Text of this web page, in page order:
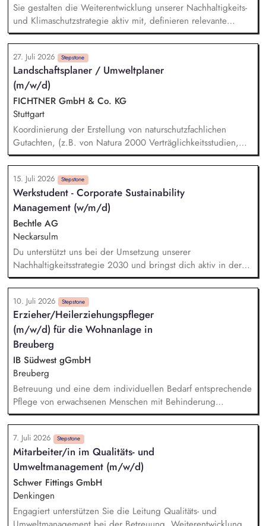
Sie gestalten die Weiterentwicklung unserer Nachhaltigkeits-
und Klimaschutzstrategie aktiv mit, definieren relevante
Fokusthemen und übersetzen strategische Zielsetzungen in
konkrete Roadmaps und Umsetzungsmaßnahmen. Sie
verantworten den Aufbau, die Steuerung und
Weiterentwicklung von Klimaschutzprojekten und
Projektportfolios im Kontext der Zero-Emission-Transition,
beraten interne und externe Stakeholder und entwickeln
gemeinsam mit relevanten Fachbereichen kundenorientierte
Nachhaltigkeitslösungen.
27. Juli 2026 Stepstone
Landschaftsplaner / Umweltplaner
(m/w/d)
FICHTNER GmbH & Co. KG
Stuttgart
Koordinierung der Erstellung von naturschutzfachlichen
Gutachten, (z.B. von Natura 2000 Verträglichkeitsstudien,
Artenschutzberichten, UVS und LBP) in einem
interdisziplinären Team aus Umweltgutachtern und
technischen Planern Vorbereitung und Durchführung von
Abstimmungsterminen mit Naturschutz- und Umweltbehörden
Steuerung von Fachgutachtern und Qualitätssicherung der
naturschutzfachlichen Antragsunterlagen Begleitung von
Genehmigungsverfahren in naturschutzfachlichen
Fragestellungen Auswertung und Koordination der
Beantwortung von naturschutzfachlichen Einwendungen aus
dem Genehmigungsverfahren
15. Juli 2026 Stepstone
Werkstudent - Corporate Sustainability
Management (w/m/d)
Bechtle AG
Neckarsulm
Du unterstützt uns bei der Umsetzung unserer
Nachhaltigkeitsstrategie 2030 und bringst dich aktiv in deren
Weiterentwicklung über alle Handlungsfelder hinweg ein.
Dabei arbeitest du an unterschiedlichen Initiativen und
Themen entlang unserer Nachhaltigkeitsdimensionen und
unterstützt bei der Integration nachhaltiger Ansätze in unsere
Unternehmensprozesse. Ein weiterer Schwerpunkt deiner
Tätigkeit liegt in der Unterstützung bei der Umsetzung und
Weiterentwicklung regulatorischer Anforderungen im Bereich
Nachhaltigkeit, beispielsweise im Kontext von CSRD/ESRS
oder der EU-Taxonomie.
10. Juli 2026 Stepstone
Erzieher/Heilerziehungspfleger
(m/w/d) für die Wohnanlage in
Breuberg
IB Südwest gGmbH
Breuberg
Betreuung und eine dem individuellen Bedarf entsprechende
Pflege von erwachsenen Menschen mit Behinderung
Pädagogische Intervention, Begleitung und Unterstützung in
alltäglichen Situationen Medikamentenvergabe und
pflegerische Assistenz Begleitung von medizinischen
Terminen Intervention bei Krisen Einbringen von neuen Ideen
und Ansichten zur Weiterentwicklung der Wohnanlage
Objektive Beobachtung, Evaluation und Dokumentation
7. Juli 2026 Stepstone
Mitarbeiter/in im Qualitäts- und
Umweltmanagement (m/w/d)
Schwer Fittings GmbH
Denkingen
Engagiert unterstützen Sie die Leitung Qualitäts- und